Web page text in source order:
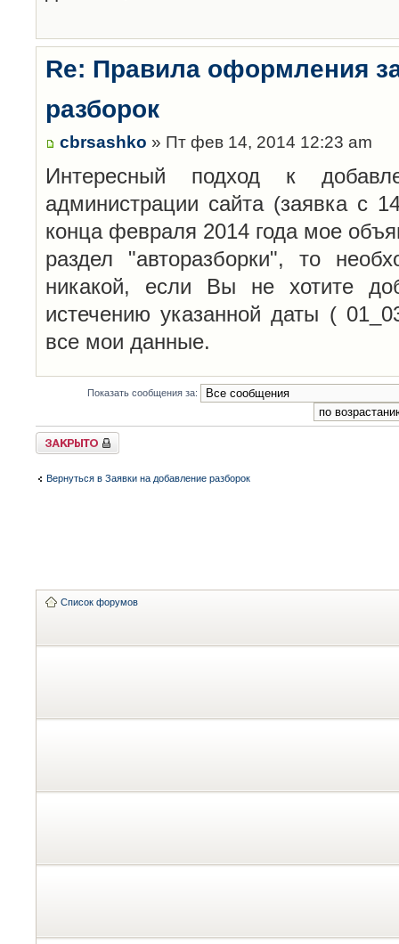
Re: Правила оформления
разборок
cbrsashko » Пт фев 14, 2014 12:23 am
Интересный подход к
администрации сайта (заявка с
конца февраля 2014 года мое
раздел "авторазборки", то
никакой, если Вы не хотите
истечению указанной даты (
все мои данные.
Показать сообщения за:
Закрыто
Вернуться в Заявки на добавление разборок
Список форумов